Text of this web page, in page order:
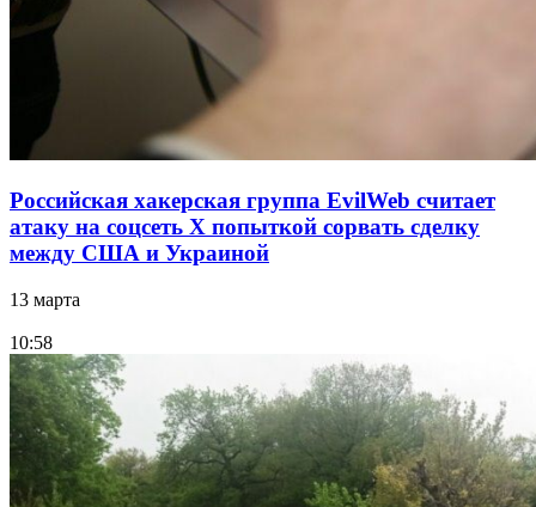
Российская хакерская группа EvilWeb считает
атаку на соцсеть Х попыткой сорвать сделку
между США и Украиной
13 марта
10:58